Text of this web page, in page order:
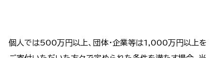
個人では500万円以上、団体・企業等は1,000万円以上を